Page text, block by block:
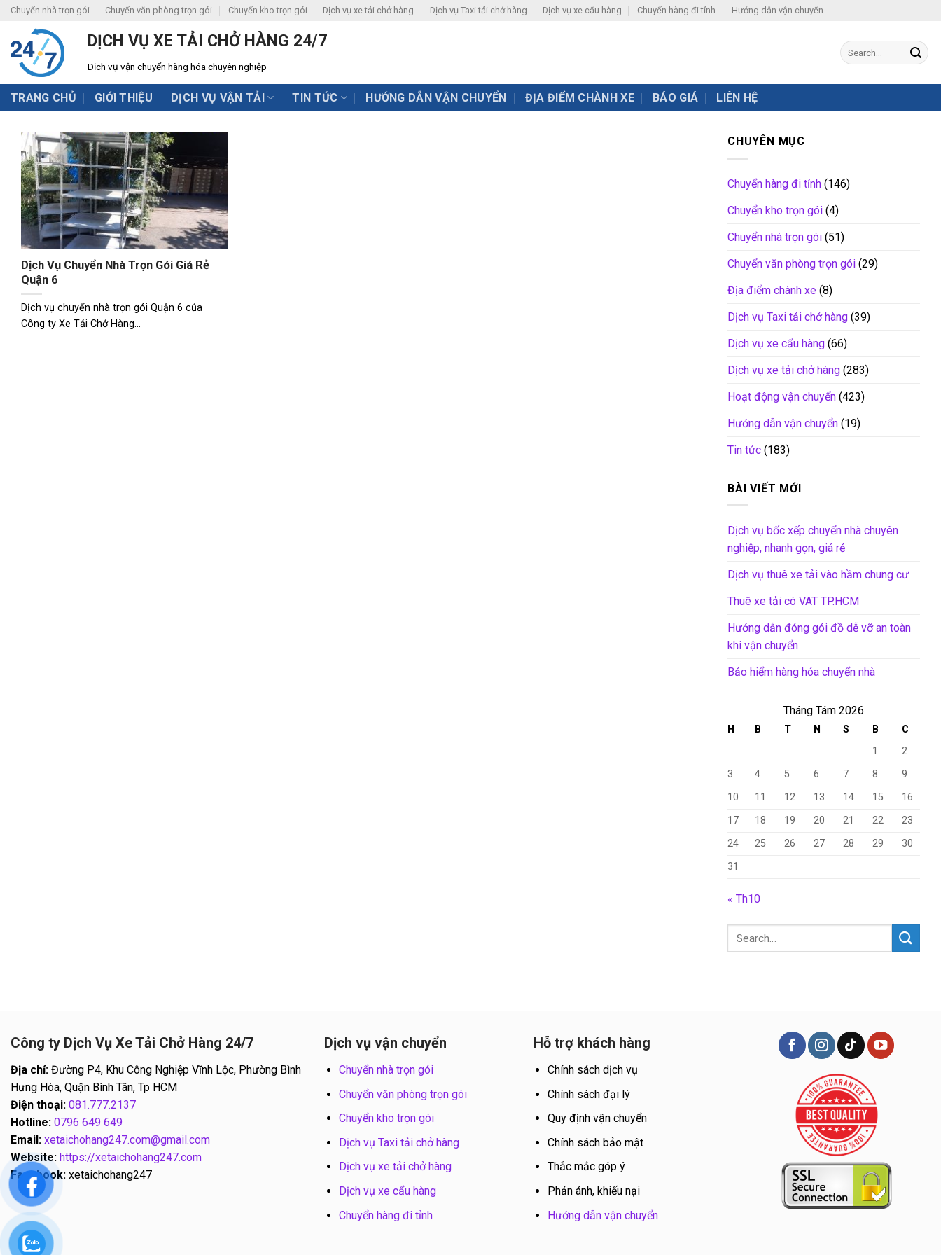
Skip
content
Chuyển nhà trọn gói Chuyển văn phòng trọn gói Chuyển kho trọn gói Dịch vụ xe tải chở hàng Dịch vụ Taxi tải chở hàng Dịch vụ xe cẩu hàng Chuyển hàng đi tỉnh Hướng dẫn vận chuyển
DỊCH VỤ XE TẢI CHỞ HÀNG 24/7
Dịch vụ vận chuyển hàng hóa chuyên nghiệp
TRANG CHỦ GIỚI THIỆU DỊCH VỤ VẬN TẢI TIN TỨC HƯỚNG DẪN VẬN CHUYỂN ĐỊA ĐIỂM CHÀNH XE BÁO GIÁ LIÊN HỆ
Dịch Vụ Chuyển Nhà Trọn Gói Giá Rẻ
Quận 6
Dịch vụ chuyển nhà trọn gói Quận 6 của
Công ty Xe Tải Chở Hàng...
CHUYÊN MỤC
Chuyển hàng đi tỉnh (146)
Chuyển kho trọn gói (4)
Chuyển nhà trọn gói (51)
Chuyển văn phòng trọn gói (29)
Địa điểm chành xe (8)
Dịch vụ Taxi tải chở hàng (39)
Dịch vụ xe cẩu hàng (66)
Dịch vụ xe tải chở hàng (283)
Hoạt động vận chuyển (423)
Hướng dẫn vận chuyển (19)
Tin tức (183)
BÀI VIẾT MỚI
Dịch vụ bốc xếp chuyển nhà chuyên
nghiệp, nhanh gọn, giá rẻ
Dịch vụ thuê xe tải vào hầm chung cư
Thuê xe tải có VAT TP.HCM
Hướng dẫn đóng gói đồ dễ vỡ an toàn
khi vận chuyển
Bảo hiểm hàng hóa chuyển nhà
Tháng Tám 2026
H B T N S B
C
1
2
3
4 5 6 7 8
9
10
11 12 13 14 15
16
17
18 19 20 21 22
23
24
25 26 27 28 29
30
31
« Th10
Công ty Dịch Vụ Xe Tải Chở Hàng 24/7
Địa chỉ: Đường P4, Khu Công Nghiệp Vĩnh Lộc, Phường Bình
Hưng Hòa, Quận Bình Tân, Tp HCM
Điện thoại: 081.777.2137
Hotline: 0796 649 649
Email: xetaichohang247.com@gmail.com
Website: https://xetaichohang247.com
Facebook: xetaichohang247
Dịch vụ vận chuyển
Chuyển nhà trọn gói
Chuyển văn phòng trọn gói
Chuyển kho trọn gói
Dịch vụ Taxi tải chở hàng
Dịch vụ xe tải chở hàng
Dịch vụ xe cẩu hàng
Chuyển hàng đi tỉnh
Hỗ trợ khách hàng
Chính sách dịch vụ
Chính sách đại lý
Quy định vận chuyển
Chính sách bảo mật
Thắc mắc góp ý
Phản ánh, khiếu nại
Hướng dẫn vận chuyển